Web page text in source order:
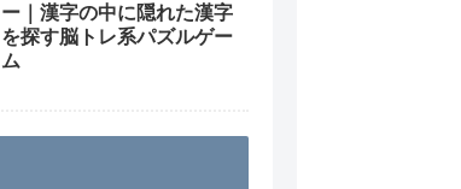
ー｜漢字の中に隠れた漢字
を探す脳トレ系パズルゲー
ム